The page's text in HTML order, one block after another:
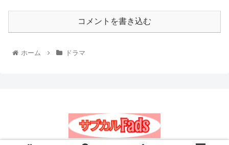
コメントを書き込む
ホーム ドラマ